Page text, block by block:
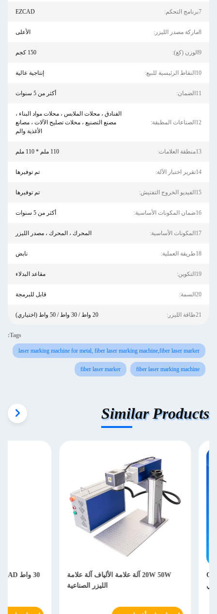
7برنامج التحكم: EZCAD
8ماركة مصدر الليزر: الأعلى
9الوزن (كغ): 150 كجم
10النقاط الرئيسية للبيع: إنتاجية عالية
11الضمان: أكثر من 5 سنوات
12الصناعات المطبقة:
الفنادق ، محلات الملابس ، محلات مواد البناء ،
مصنع التصنيع ، محلات تصليح الآلات ، مصانع
الأغذية والم
13منطقة العلامات: 110 ملم * 110 ملم
14تقرير اختبار الآلة: تم توفيرها
15الفيديو الخروج التفتيش: تم توفيرها
16ضمان المكونات الأساسية: أكثر من 5 سنوات
17المكونات الأساسية: المحرك ، المحرك ، مصدر الليزر
18طريقة العملية: نابض
19التكوين: مقاعد البدلاء
20السمة: قابل للبرمجة
21طاقة الليزر: 20 واط / 30 واط / 50 واط (اختياري)
Tags:
laser marking machine for metal, fiber laser marking machine,fiber laser marker
fiber laser marking machine
fiber laser marker
Similar Products
20W 50W آلة علامة الألياف آلة علامة
الليزر الصناعية